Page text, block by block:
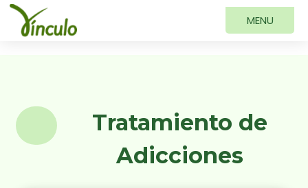
Tratamiento de
Adicciones